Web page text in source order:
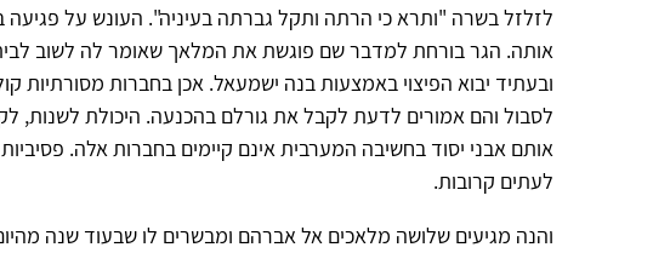
לזלזל בשרה "ותרא כי הרתה ותקל גברתה בעיניה". העונש על פגיעה
אותה. הגר בורחת למדבר שם פוגשת את המלאך שאומר לה לשוב
ובעתיד יבוא הפיצוי באמצעות בנה ישמעאל. אכן בחברות מסורתיות
לסבול והם אמורים לדעת לקבל את גורלם בהכנעה. היכולת לשנות,
אותם אבני יסוד בחשיבה המערבית אינם קיימים בחברות אלה.
לעתים קרובות.
והנה מגיעים שלושה מלאכים אל אברהם ומבשרים לו שבעוד שנה